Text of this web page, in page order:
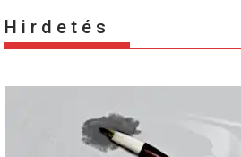
H i r d e t é s